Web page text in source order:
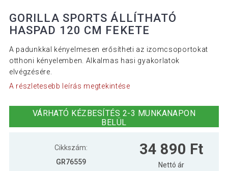
GORILLA SPORTS ÁLLÍTHATÓ
HASPAD 120 CM FEKETE
A padunkkal kényelmesen erősítheti az izomcsoportokat
otthoni kényelemben. Alkalmas hasi gyakorlatok
elvégzésére.
A részletesebb leírás megtekintése
VÁRHATÓ KÉZBESÍTÉS 2-3 MUNKANAPON
BELÜL
Cikkszám:
GR76559
34 890 Ft
Nettó ár